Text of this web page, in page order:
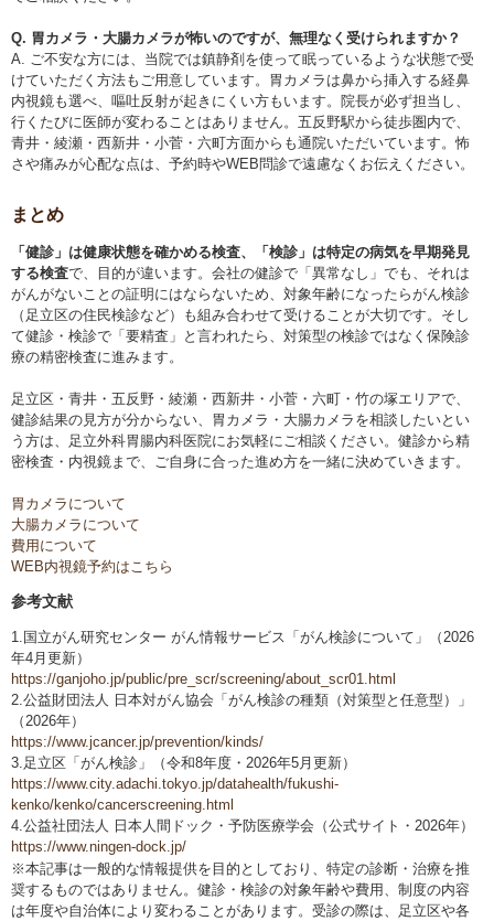
Q. 胃カメラ・大腸カメラが怖いのですが、無理なく受けられますか？
A. ご不安な方には、当院では鎮静剤を使って眠っているような状態で受
けていただく方法もご用意しています。胃カメラは鼻から挿入する経鼻
内視鏡も選べ、嘔吐反射が起きにくい方もいます。院長が必ず担当し、
行くたびに医師が変わることはありません。五反野駅から徒歩圏内で、
青井・綾瀬・西新井・小菅・六町方面からも通院いただいています。怖
さや痛みが心配な点は、予約時やWEB問診で遠慮なくお伝えください。
まとめ
「健診」は健康状態を確かめる検査、「検診」は特定の病気を早期発見
する検査で、目的が違います。会社の健診で「異常なし」でも、それは
がんがないことの証明にはならないため、対象年齢になったらがん検診
（足立区の住民検診など）も組み合わせて受けることが大切です。そし
て健診・検診で「要精査」と言われたら、対策型の検診ではなく保険診
療の精密検査に進みます。
足立区・青井・五反野・綾瀬・西新井・小菅・六町・竹の塚エリアで、
健診結果の見方が分からない、胃カメラ・大腸カメラを相談したいとい
う方は、足立外科胃腸内科医院にお気軽にご相談ください。健診から精
密検査・内視鏡まで、ご自身に合った進め方を一緒に決めていきます。
胃カメラについて
大腸カメラについて
費用について
WEB内視鏡予約はこちら
参考文献
1.国立がん研究センター がん情報サービス「がん検診について」（2026
年4月更新）
https://ganjoho.jp/public/pre_scr/screening/about_scr01.html
2.公益財団法人 日本対がん協会「がん検診の種類（対策型と任意型）」
（2026年）
https://www.jcancer.jp/prevention/kinds/
3.足立区「がん検診」（令和8年度・2026年5月更新）
https://www.city.adachi.tokyo.jp/datahealth/fukushi-
kenko/kenko/cancerscreening.html
4.公益社団法人 日本人間ドック・予防医療学会（公式サイト・2026年）
https://www.ningen-dock.jp/
※本記事は一般的な情報提供を目的としており、特定の診断・治療を推
奨するものではありません。健診・検診の対象年齢や費用、制度の内容
は年度や自治体により変わることがあります。受診の際は、足立区や各